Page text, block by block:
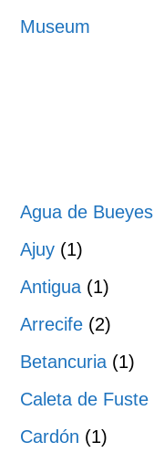
Museum
Agua de Bueyes
Ajuy (1)
Antigua (1)
Arrecife (2)
Betancuria (1)
Caleta de Fuste
Cardón (1)